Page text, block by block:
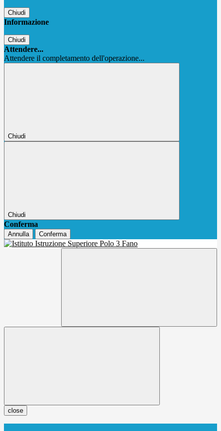
Chiudi
Informazione
Chiudi
Attendere...
Attendere il completamento dell'operazione...
Chiudi
Chiudi
Conferma
Annulla Conferma
close